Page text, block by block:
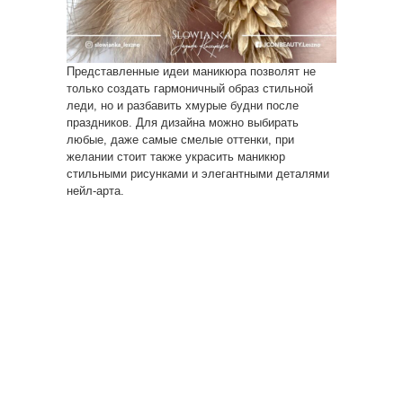
Представленные идеи маникюра позволят не
только создать гармоничный образ стильной
леди, но и разбавить хмурые будни после
праздников. Для дизайна можно выбирать
любые, даже самые смелые оттенки, при
желании стоит также украсить маникюр
стильными рисунками и элегантными деталями
нейл-арта.